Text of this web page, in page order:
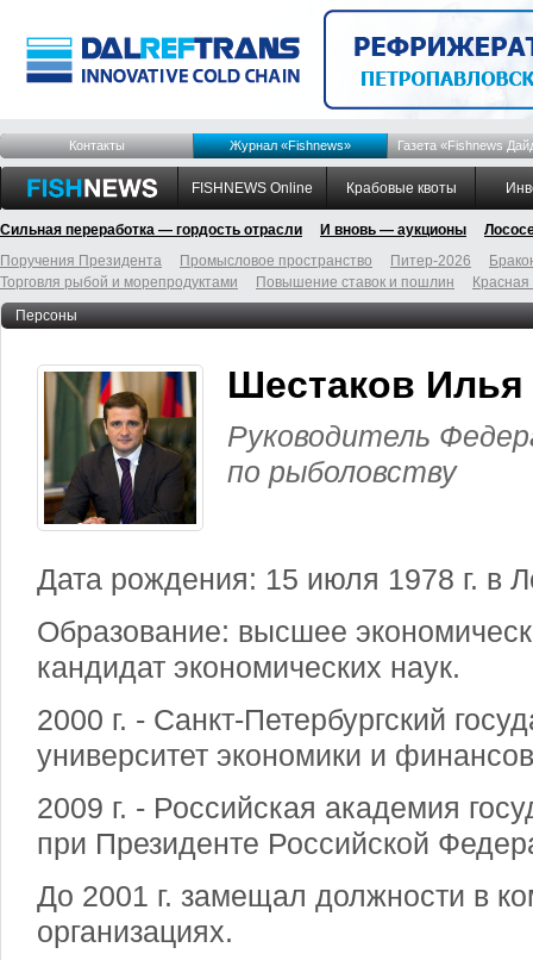
Контакты Журнал «Fishnews» Газета «Fishnews
FISHNEWS Online Крабовые квоты
Сильная переработка — гордость отрасли И вновь — аукционы
Поручения Президента
Промысловое пространство Питер-2026
Торговля рыбой и морепродуктами
Повышение ставок и пошлин
Персоны
Шестаков
Руководитель
по рыболовству
Дата рождения: 15 июля 1978 г. в
Образование: высшее
кандидат экономических наук.
2000 г. - Санкт-Петербургский
университет экономики и
2009 г. - Российская академия
при Президенте Российской
До 2001 г. замещал должности в
организациях.